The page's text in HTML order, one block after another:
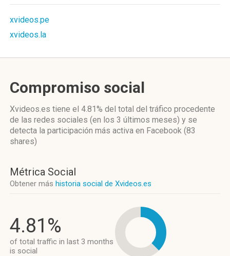
xvideos.pe
xvideos.la
Compromiso social
Xvideos.es tiene el 4.81% del total del tráfico procedente
de las redes sociales (en los 3 últimos meses) y se
detecta la participación más activa en Facebook (83
shares)
Métrica Social
Obtener más historia social de Xvideos.es
4.81%
of total traffic in last 3 months
is social